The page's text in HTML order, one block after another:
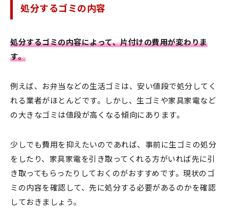
処分するゴミの内容
処分するゴミの内容によって、片付けの費用が変わりま
す。
例えば、お弁当などの生活ゴミは、安い値段で処分してく
れる業者がほとんどです。しかし、生ゴミや家具家電など
の大きなゴミは値段が高くなる傾向にあります。
少しでも費用を抑えたいのであれば、事前に生ゴミの処分
をしたり、家具家電を引き取ってくれる方がいれば先に引
き取ってもらったりしておくのがおすすめです。現状のゴ
ミの内容を確認して、先に処分する必要があるのかを確認
しておきましょう。